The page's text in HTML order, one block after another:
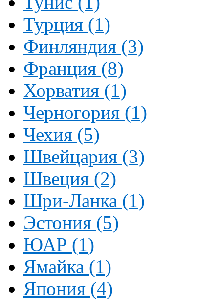
Турция (1)
Финляндия (3)
Франция (8)
Хорватия (1)
Черногория (1)
Чехия (5)
Швейцария (3)
Швеция (2)
Шри-Ланка (1)
Эстония (5)
ЮАР (1)
Ямайка (1)
Япония (4)